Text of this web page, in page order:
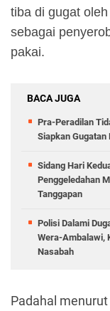
tiba di gugat
sebagai
pakai.
BACA JUGA
Pra-Peradilan
Siapkan Gugatan
Sidang Hari
Penggeledahan
Tanggapan
Polisi Dalami
Wera-Ambalawi,
Nasabah
Padahal